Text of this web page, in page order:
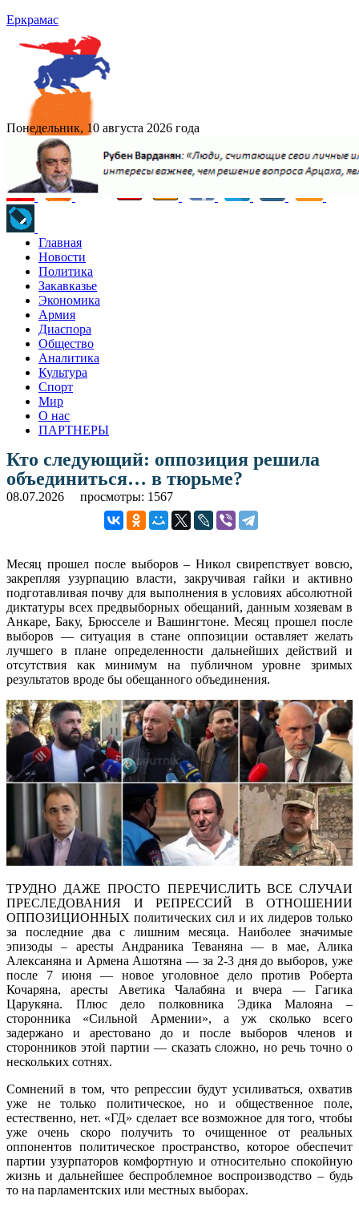
Еркрамас
Понедельник, 10 августа 2026 года
Главная
Новости
Политика
Закавказье
Экономика
Армия
Диаспора
Общество
Аналитика
Культура
Спорт
Мир
О нас
ПАРТНЕРЫ
Кто следующий: оппозиция решила
объединиться… в тюрьме?
08.07.2026 просмотры: 1567
Месяц прошел после выборов – Никол свирепствует вовсю,
закрепляя узурпацию власти, закручивая гайки и активно
подготавливая почву для выполнения в условиях абсолютной
диктатуры всех предвыборных обещаний, данным хозяевам в
Анкаре, Баку, Брюсселе и Вашингтоне. Месяц прошел после
выборов — ситуация в стане оппозиции оставляет желать
лучшего в плане определенности дальнейших действий и
отсутствия как минимум на публичном уровне зримых
результатов вроде бы обещанного объединения.
ТРУДНО ДАЖЕ ПРОСТО ПЕРЕЧИСЛИТЬ ВСЕ СЛУЧАИ
ПРЕСЛЕДОВАНИЯ И РЕПРЕССИЙ В ОТНОШЕНИИ
ОППОЗИЦИОННЫХ политических сил и их лидеров только
за последние два с лишним месяца. Наиболее значимые
эпизоды – аресты Андраника Теваняна — в мае, Алика
Алексаняна и Армена Ашотяна — за 2-3 дня до выборов, уже
после 7 июня — новое уголовное дело против Роберта
Кочаряна, аресты Аветика Чалабяна и вчера — Гагика
Царукяна. Плюс дело полковника Эдика Малояна –
сторонника «Сильной Армении», а уж сколько всего
задержано и арестовано до и после выборов членов и
сторонников этой партии — сказать сложно, но речь точно о
нескольких сотнях.
Сомнений в том, что репрессии будут усиливаться, охватив
уже не только политическое, но и общественное поле,
естественно, нет. «ГД» сделает все возможное для того, чтобы
уже очень скоро получить то очищенное от реальных
оппонентов политическое пространство, которое обеспечит
партии узурпаторов комфортную и относительно спокойную
жизнь и дальнейшее беспроблемное воспроизводство – будь
то на парламентских или местных выборах.